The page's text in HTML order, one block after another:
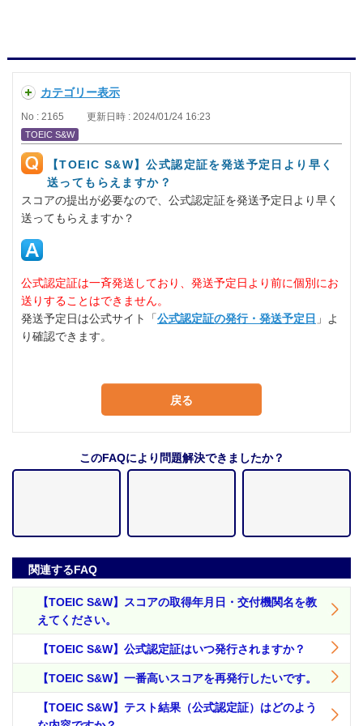
カテゴリー表示
No : 2165 更新日時 : 2024/01/24 16:23
TOEIC S&W
【TOEIC S&W】公式認定証を発送予定日より早く
送ってもらえますか？
スコアの提出が必要なので、公式認定証を発送予定日より早く
送ってもらえますか？
公式認定証は一斉発送しており、発送予定日より前に個別にお
送りすることはできません。
発送予定日は公式サイト「公式認定証の発行・発送予定日 」よ
り確認できます。
戻る
このFAQにより問題解決できましたか？
関連するFAQ
【TOEIC S&W】スコアの取得年月日・交付機関名を教
えてください。
【TOEIC S&W】公式認定証はいつ発行されますか？
【TOEIC S&W】一番高いスコアを再発行したいです。
【TOEIC S&W】テスト結果（公式認定証）はどのよう